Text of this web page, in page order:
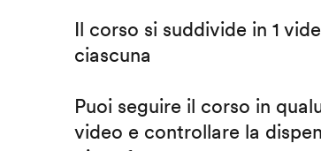
Il corso si suddivide in 1
ciascuna
Puoi seguire il corso in
video e controllare la